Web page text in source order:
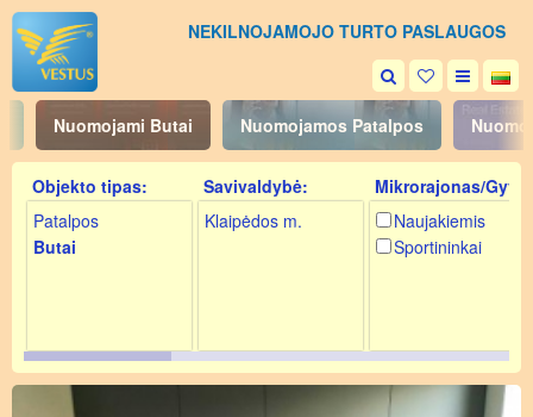
NEKILNOJAMOJO TURTO PASLAUGOS
Nuomojami Butai Nuomojamos Patalpos
Objekto tipas:
Patalpos
Butai
Savivaldybė:
Klaipėdos m.
Mikrorajonas/Gyv.:
Naujakiemis
Sportininkai